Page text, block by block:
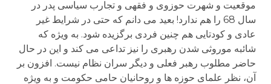
موقعیت و شهرت حوزوی و فقهی و تجارب سیاسی پدر در
سال 68 را هم ندارد! بعید می دانم که حتی در شرایط غیر
عادی و کودتایی هم چنین فردی برگزیده شود. به ویژه که
شائبه موروثی شدن رهبری را نیز تداعی می کند و این در حال
حاضر مطلوب رهبر فعلی و دیگر سران نظام نیست. افزون بر
آن، نظر علمای حوزه ها و روحانیان حامی حکومت و به ویژه